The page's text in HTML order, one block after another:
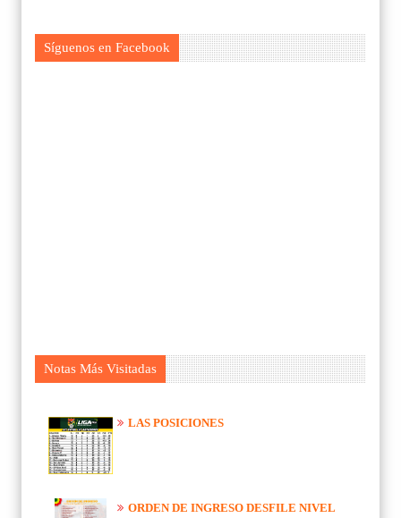
Síguenos en Facebook
Notas Más Visitadas
LAS POSICIONES
ORDEN DE INGRESO DESFILE NIVEL